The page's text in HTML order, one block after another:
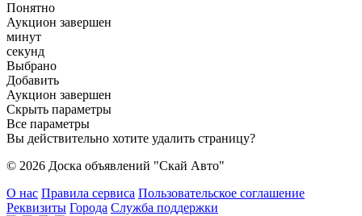
Понятно
Аукцион завершен
минут
секунд
Выбрано
Добавить
Аукцион завершен
Скрыть параметры
Все параметры
Вы действительно хотите удалить страницу?
© 2026 Доска объявлений "Скай Авто"
О нас Правила сервиса Пользовательское соглашение
Реквизиты Города Служба поддержки